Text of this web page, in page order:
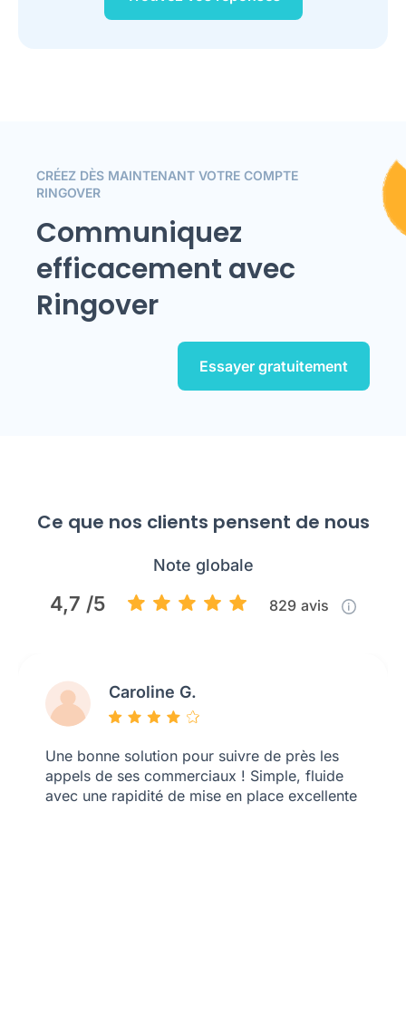
CRÉEZ DÈS MAINTENANT VOTRE COMPTE
RINGOVER
Communiquez
efficacement avec
Ringover
Essayer gratuitement
Ce que nos clients pensent de nous
Note globale
4,7 /5 829 avis
Caroline G.
Une bonne solution pour suivre de près les
appels de ses commerciaux ! Simple, fluide
avec une rapidité de mise en place excellente